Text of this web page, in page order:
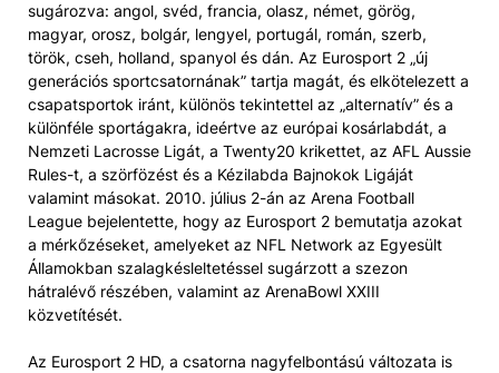
sugározva: angol, svéd, francia, olasz, német, görög,
magyar, orosz, bolgár, lengyel, portugál, román, szerb,
török, cseh, holland, spanyol és dán. Az Eurosport 2 „új
generációs sportcsatornának” tartja magát, és elkötelezett a
csapatsportok iránt, különös tekintettel az „alternatív” és a
különféle sportágakra, ideértve az európai kosárlabdát, a
Nemzeti Lacrosse Ligát, a Twenty20 krikettet, az AFL Aussie
Rules-t, a szörfözést és a Kézilabda Bajnokok Ligáját
valamint másokat. 2010. július 2-án az Arena Football
League bejelentette, hogy az Eurosport 2 bemutatja azokat
a mérkőzéseket, amelyeket az NFL Network az Egyesült
Államokban szalagkésleltetéssel sugárzott a szezon
hátralévő részében, valamint az ArenaBowl XXIII
közvetítését.
Az Eurosport 2 HD, a csatorna nagyfelbontású változata is